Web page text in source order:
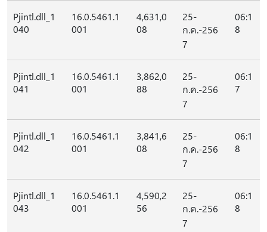
Pjintl.dll_1
040
16.0.5461.1
001
4,631,0
08
25-
ก.ค.-256
7
06:1
8
Pjintl.dll_1
041
16.0.5461.1
001
3,862,0
88
25-
ก.ค.-256
7
06:1
7
Pjintl.dll_1
042
16.0.5461.1
001
3,841,6
08
25-
ก.ค.-256
7
06:1
8
Pjintl.dll_1
043
16.0.5461.1
001
4,590,2
56
25-
ก.ค.-256
7
06:1
8